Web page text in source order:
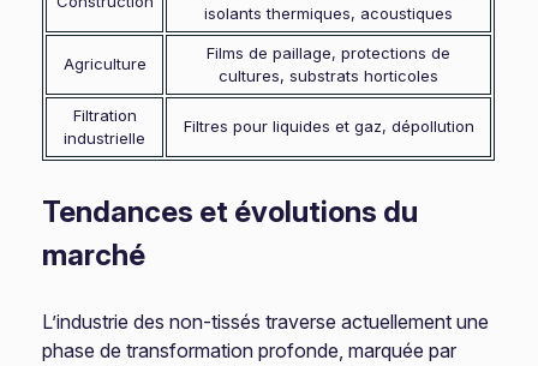
isolants thermiques, acoustiques
Agriculture
Films de paillage, protections de
cultures, substrats horticoles
Filtration
industrielle
Filtres pour liquides et gaz, dépollution
Tendances et évolutions du
marché
L’industrie des non-tissés traverse actuellement une
phase de transformation profonde, marquée par